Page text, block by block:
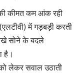
कीमत कम आंक रही
में गड़बड़ी करती
रखे सोने के बदले
है।
लेकर सवाल उठाती